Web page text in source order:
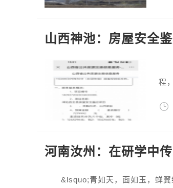
山西神池：房屋安全
招
程
河南汝州：在研学中
&lsquo;青如天，面如玉，蝉翼